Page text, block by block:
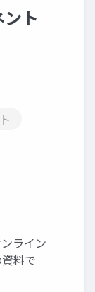
ト
ライン
料で